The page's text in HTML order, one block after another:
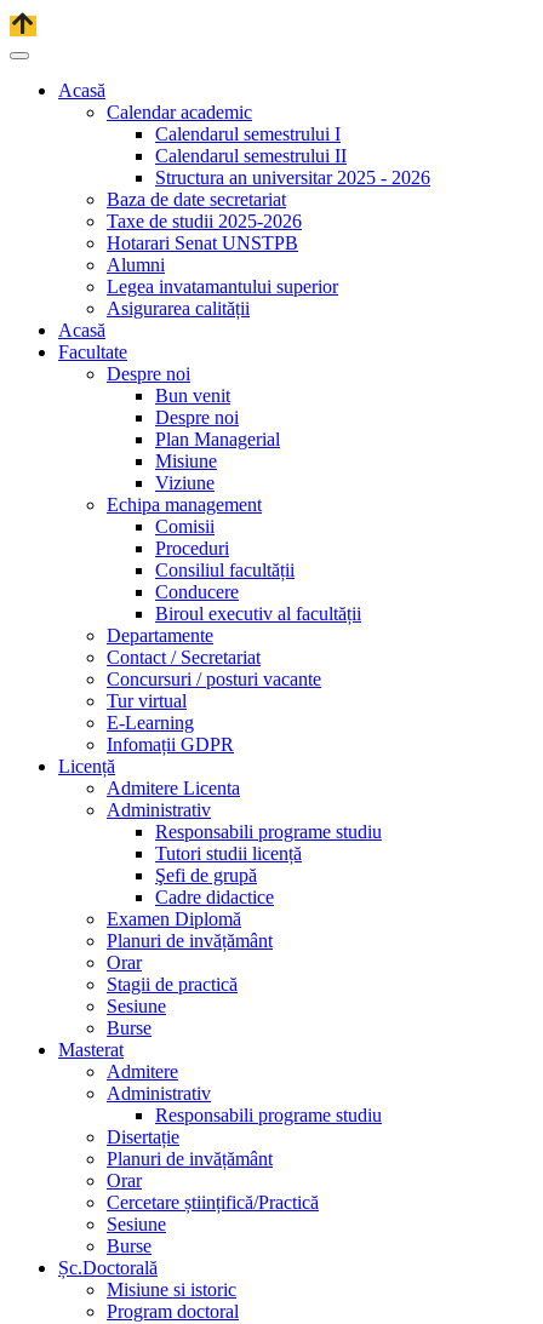
Acasă
Calendar academic
Calendarul semestrului I
Calendarul semestrului II
Structura an universitar 2025 - 2026
Baza de date secretariat
Taxe de studii 2025-2026
Hotarari Senat UNSTPB
Alumni
Legea invatamantului superior
Asigurarea calității
Acasă
Facultate
Despre noi
Bun venit
Despre noi
Plan Managerial
Misiune
Viziune
Echipa management
Comisii
Proceduri
Consiliul facultății
Conducere
Biroul executiv al facultății
Departamente
Contact / Secretariat
Concursuri / posturi vacante
Tur virtual
E-Learning
Infomații GDPR
Licență
Admitere Licenta
Administrativ
Responsabili programe studiu
Tutori studii licență
Şefi de grupă
Cadre didactice
Examen Diplomă
Planuri de invățământ
Orar
Stagii de practică
Sesiune
Burse
Masterat
Admitere
Administrativ
Responsabili programe studiu
Disertație
Planuri de invățământ
Orar
Cercetare științifică/Practică
Sesiune
Burse
Șc.Doctorală
Misiune si istoric
Program doctoral